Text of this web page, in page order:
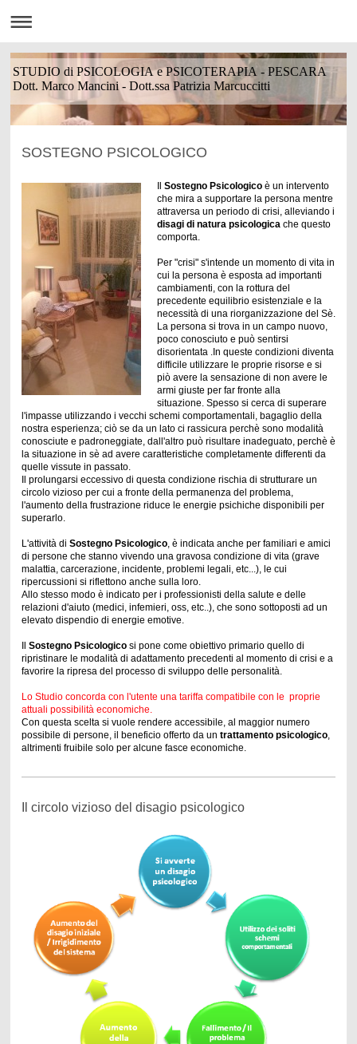
STUDIO di PSICOLOGIA e PSICOTERAPIA - PESCARA
Dott. Marco Mancini - Dott.ssa Patrizia Marcuccitti
SOSTEGNO PSICOLOGICO
Il Sostegno Psicologico è un intervento
che mira a supportare la persona mentre
attraversa un periodo di crisi, alleviando i
disagi di natura psicologica che questo
comporta.
Per "crisi" s'intende un momento di vita in
cui la persona è esposta ad importanti
cambiamenti, con la rottura del
precedente equilibrio esistenziale e la
necessità di una riorganizzazione del Sè.
La persona si trova in un campo nuovo,
poco conosciuto e può sentirsi
disorientata .In queste condizioni diventa
difficile utilizzare le proprie risorse e si
piò avere la sensazione di non avere le
armi giuste per far fronte alla
situazione. Spesso si cerca di superare
l'impasse utilizzando i vecchi schemi comportamentali, bagaglio della
nostra esperienza; ciò se da un lato ci rassicura perchè sono modalità
conosciute e padroneggiate, dall'altro può risultare inadeguato, perchè è
la situazione in sè ad avere caratteristiche completamente differenti da
quelle vissute in passato.
Il prolungarsi eccessivo di questa condizione rischia di strutturare un
circolo vizioso per cui a fronte della permanenza del problema,
l'aumento della frustrazione riduce le energie psichiche disponibili per
superarlo.
L'attività di Sostegno Psicologico, è indicata anche per familiari e amici
di persone che stanno vivendo una gravosa condizione di vita (grave
malattia, carcerazione, incidente, problemi legali, etc...), le cui
ripercussioni si riflettono anche sulla loro.
Allo stesso modo è indicato per i professionisti della salute e delle
relazioni d'aiuto (medici, infemieri, oss, etc..), che sono sottoposti ad un
elevato dispendio di energie emotive.
Il Sostegno Psicologicosi pone come obiettivo primario quello di
ripristinare le modalità di adattamento precedenti al momento di crisi e a
favorire la ripresa del processo di sviluppo delle personalità.
Lo Studio concorda con l'utente una tariffa compatibile con le proprie
attuali possibilità economiche.
Con questa scelta si vuole rendere accessibile, al maggior numero
possibile di persone, il beneficio offerto da un trattamento psicologico,
altrimenti fruibile solo per alcune fasce economiche.
Il circolo vizioso del disagio psicologico